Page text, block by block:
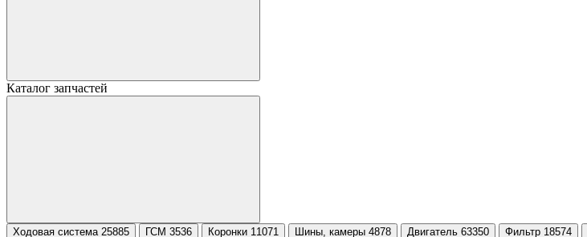
Каталог запчастей
Ходовая система 25885 ГСМ 3536 Коронки 11071 Шины, камеры 4878 Двигатель 63350 Фильтр 18574